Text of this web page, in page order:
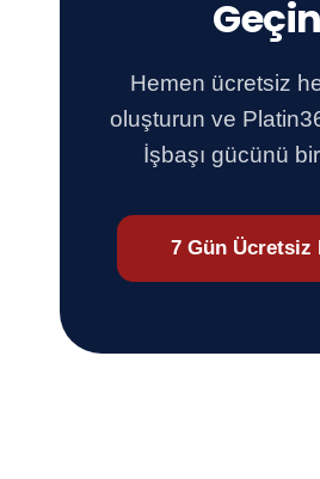
Geçin
Hemen ücretsiz
oluşturun ve
İşbaşı gücünü
7 Gün Ücretsiz